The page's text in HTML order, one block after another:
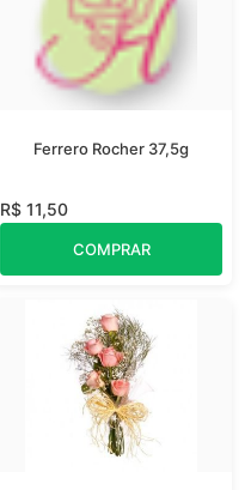
Ferrero Rocher 37,5g
R$ 11,50
COMPRAR